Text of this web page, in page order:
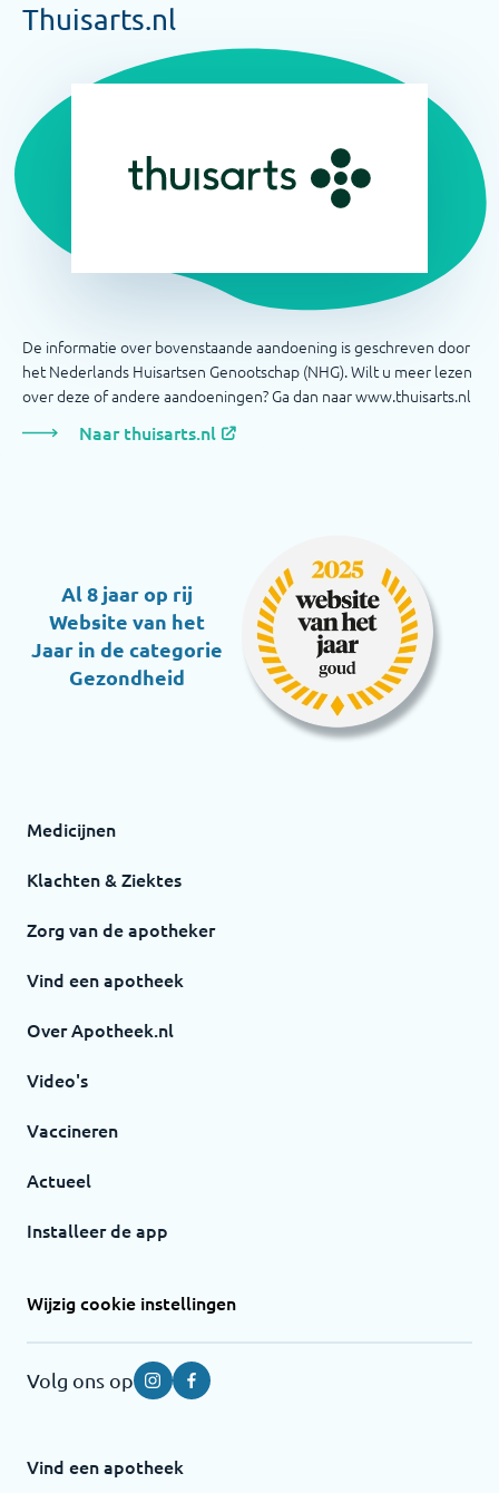
De informatie over bovenstaande aandoening is geschreven door
het Nederlands Huisartsen Genootschap (NHG). Wilt u meer lezen
over deze of andere aandoeningen? Ga dan naar www.thuisarts.nl
Naar thuisarts.nl
Thuisarts.nl
Al 8 jaar op rij
Website van het
Jaar in de categorie
Gezondheid
Medicijnen
Klachten & Ziektes
Zorg van de apotheker
Vind een apotheek
Over Apotheek.nl
Video's
Vaccineren
Actueel
Installeer de app
Wijzig cookie instellingen
Volg ons op InstagramFacebook
Vind een apotheek